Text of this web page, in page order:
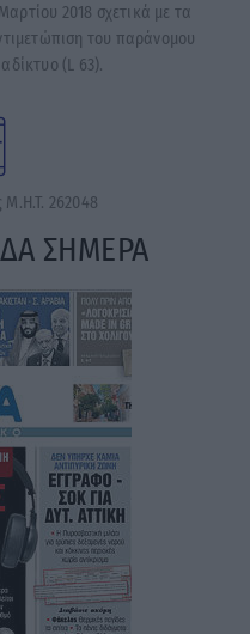
2018 σχετικά με τα
του παράνομου
(L 63).
Μ.Η.Τ. 262048
ΣΗΜΕΡΑ